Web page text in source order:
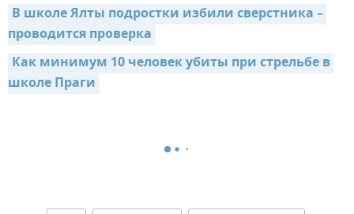
В школе Ялты подростки избили сверстника –
проводится проверка
Как минимум 10 человек убиты при стрельбе в
школе Праги